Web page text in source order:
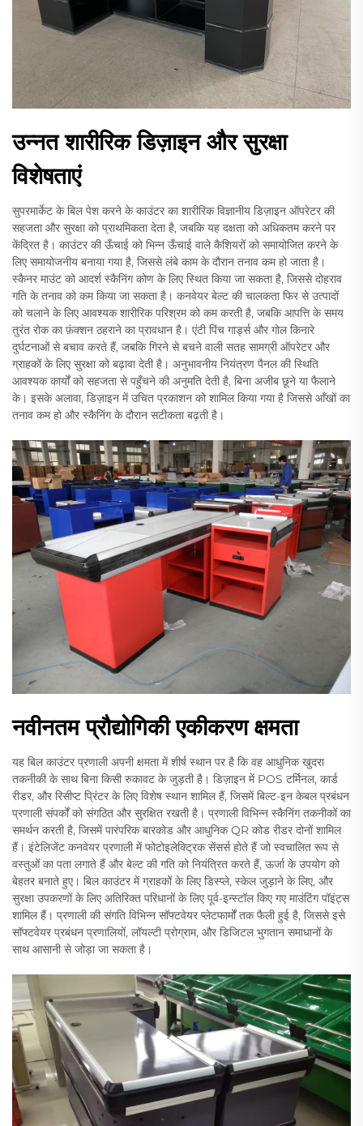
उन्नत शारीरिक डिज़ाइन और सुरक्षा
विशेषताएं
सुपरमार्केट के बिल पेश करने के काउंटर का शारीरिक विज्ञानीय डिज़ाइन ऑपरेटर की
सहजता और सुरक्षा को प्राथमिकता देता है, जबकि यह दक्षता को अधिकतम करने पर
केंद्रित है। काउंटर की ऊँचाई को भिन्न ऊँचाई वाले कैशियरों को समायोजित करने के
लिए समायोजनीय बनाया गया है, जिससे लंबे काम के दौरान तनाव कम हो जाता है।
स्कैनर माउंट को आदर्श स्कैनिंग कोण के लिए स्थित किया जा सकता है, जिससे दोहराव
गति के तनाव को कम किया जा सकता है। कनवेयर बेल्ट की चालकता फिर से उत्पादों
को चलाने के लिए आवश्यक शारीरिक परिश्रम को कम करती है, जबकि आपत्ति के समय
तुरंत रोक का फ़ंक्शन ठहराने का प्रावधान है। एंटी पिंच गार्ड्स और गोल किनारे
दुर्घटनाओं से बचाव करते हैं, जबकि गिरने से बचने वाली सतह सामग्री ऑपरेटर और
ग्राहकों के लिए सुरक्षा को बढ़ावा देती है। अनुभावनीय नियंत्रण पैनल की स्थिति
आवश्यक कार्यों को सहजता से पहुँचने की अनुमति देती है, बिना अजीब छूने या फैलाने
के। इसके अलावा, डिज़ाइन में उचित प्रकाशन को शामिल किया गया है जिससे आँखों का
तनाव कम हो और स्कैनिंग के दौरान सटीकता बढ़ती है।
नवीनतम प्रौद्योगिकी एकीकरण क्षमता
यह बिल काउंटर प्रणाली अपनी क्षमता में शीर्ष स्थान पर है कि वह आधुनिक खुदरा
तकनीकी के साथ बिना किसी रुकावट के जुड़ती है। डिज़ाइन में POS टर्मिनल, कार्ड
रीडर, और रिसीप्ट प्रिंटर के लिए विशेष स्थान शामिल हैं, जिसमें बिल्ट-इन केबल प्रबंधन
प्रणाली संपर्कों को संगठित और सुरक्षित रखती है। प्रणाली विभिन्न स्कैनिंग तकनीकों का
समर्थन करती है, जिसमें पारंपरिक बारकोड और आधुनिक QR कोड रीडर दोनों शामिल
हैं। इंटेलिजेंट कनवेयर प्रणाली में फोटोइलेक्ट्रिक सेंसर्स होते हैं जो स्वचालित रूप से
वस्तुओं का पता लगाते हैं और बेल्ट की गति को नियंत्रित करते हैं, ऊर्जा के उपयोग को
बेहतर बनाते हुए। बिल काउंटर में ग्राहकों के लिए डिस्प्ले, स्केल जुड़ाने के लिए, और
सुरक्षा उपकरणों के लिए अतिरिक्त परिधानों के लिए पूर्व-इन्स्टॉल किए गए माउंटिंग पॉइंट्स
शामिल हैं। प्रणाली की संगति विभिन्न सॉफ्टवेयर प्लेटफार्मों तक फैली हुई है, जिससे इसे
सॉफ्टवेयर प्रबंधन प्रणालियों, लॉयल्टी प्रोग्राम, और डिजिटल भुगतान समाधानों के
साथ आसानी से जोड़ा जा सकता है।